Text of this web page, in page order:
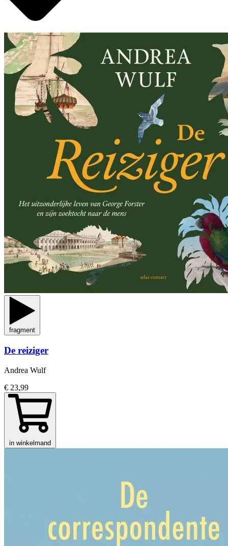
fragment
De reiziger
Andrea Wulf
€ 23,99
in winkelmand